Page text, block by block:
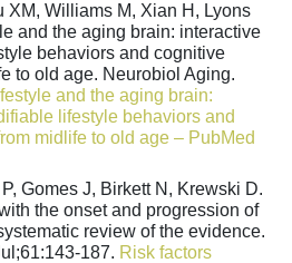
XM, Williams M, Xian H, Lyons
and the aging brain: interactive
behaviors and cognitive
to old age. Neurobiol Aging.
and the aging brain:
lifestyle behaviors and
midlife to old age – PubMed
Gomes J, Birkett N, Krewski D.
the onset and progression of
review of the evidence.
187. Risk factors